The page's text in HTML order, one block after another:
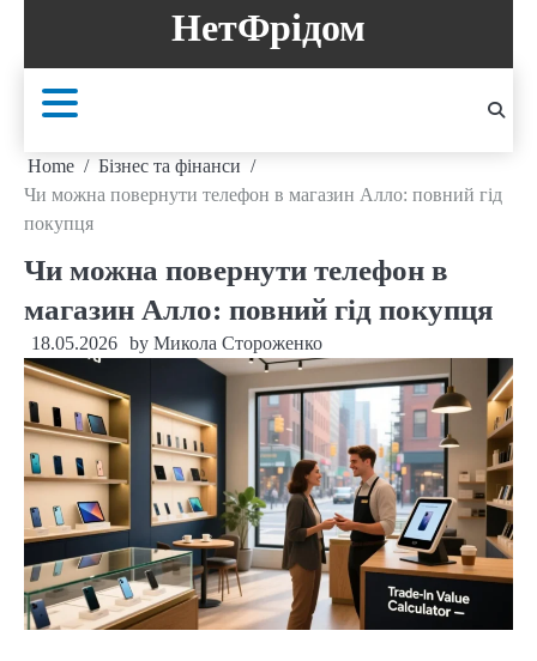
content
НетФрідом
Home
Бізнес та фінанси
Чи можна повернути телефон в магазин Алло: повний гід
покупця
Чи можна повернути телефон в
магазин Алло: повний гід покупця
18.05.2026 by Микола Стороженко